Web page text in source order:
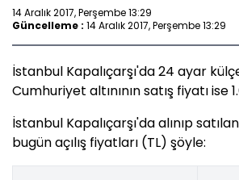
14 Aralık 2017, Perşembe 13:29
Güncelleme : 14 Aralık 2017, Perşembe 13:29
İstanbul Kapalıçarşı'da 24 ayar
Cumhuriyet altınının satış fiyatı ise
İstanbul Kapalıçarşı'da alınıp
bugün açılış fiyatları (TL) şöyle: